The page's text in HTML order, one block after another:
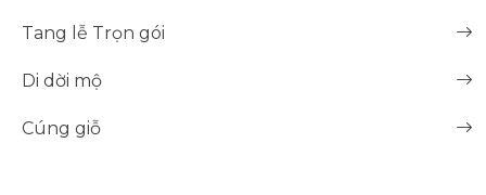
Tang lễ Trọn gói
Di dời mộ
Cúng giỗ